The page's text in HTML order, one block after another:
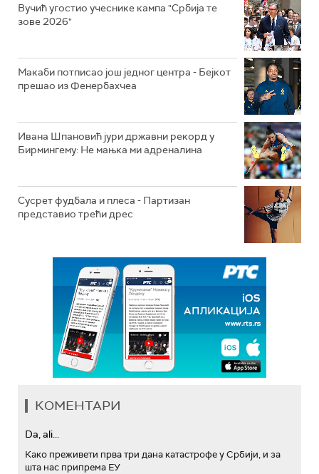
Вучић угостио учеснике кампа "Србија те
зове 2026"
Макаби потписао још једног центра - Бејкот
прешао из Фенербахчеа
Ивана Шпановић јури државни рекорд у
Бирмингему: Не мањка ми адреналина
Сусрет фудбала и плеса - Партизан
представио трећи дрес
КОМЕНТАРИ
Da, ali...
Како преживети прва три дана катастрофе у Србији, и за
шта нас припрема ЕУ